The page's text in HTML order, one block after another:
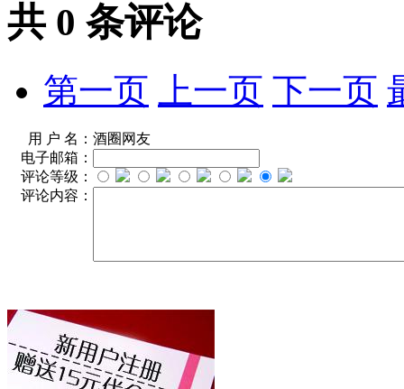
共 0 条评论
第一页 上一页 下一页
用 户 名： 酒圈网友
电子邮箱：
评论等级：
评论内容：